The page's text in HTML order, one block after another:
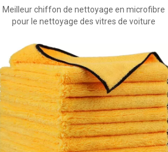
Meilleur chiffon de nettoyage en microfibre
pour le nettoyage des vitres de voiture